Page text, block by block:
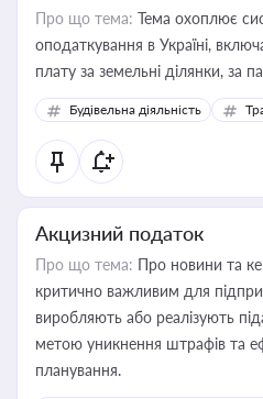
Про що тема: Тема охоплює
оподаткування в Україні,
Будівельна діяльність
Акцизний податок
Про що тема: Про новини та
критично важливим для
виробляють або реалізують
метою уникнення штрафів та
планування.